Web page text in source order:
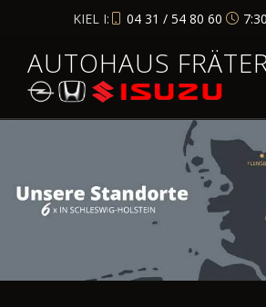
KIEL I: 04 31 / 54 80 60
AUTOHAUS